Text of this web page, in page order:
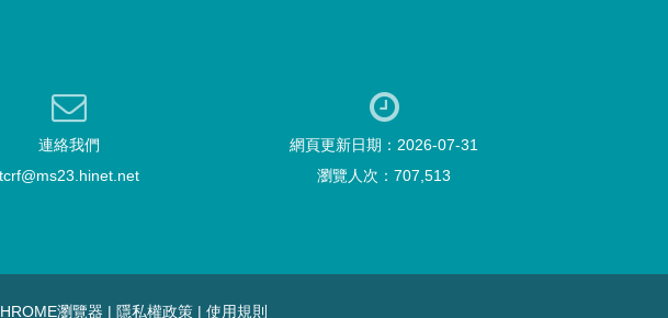
連絡我們
tcrf@ms23.hinet.net
網頁更新日期：2026-07-31
瀏覽人次：707,513
瀏覽器 | 隱私權政策 | 使用規則